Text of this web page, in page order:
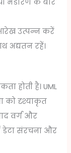
भंडारण के बारे
उत्पन्न करें
अद्यतन रहें।
होती है। UML
को दृश्याकृत
वर्ग और
डेटा संरचना और